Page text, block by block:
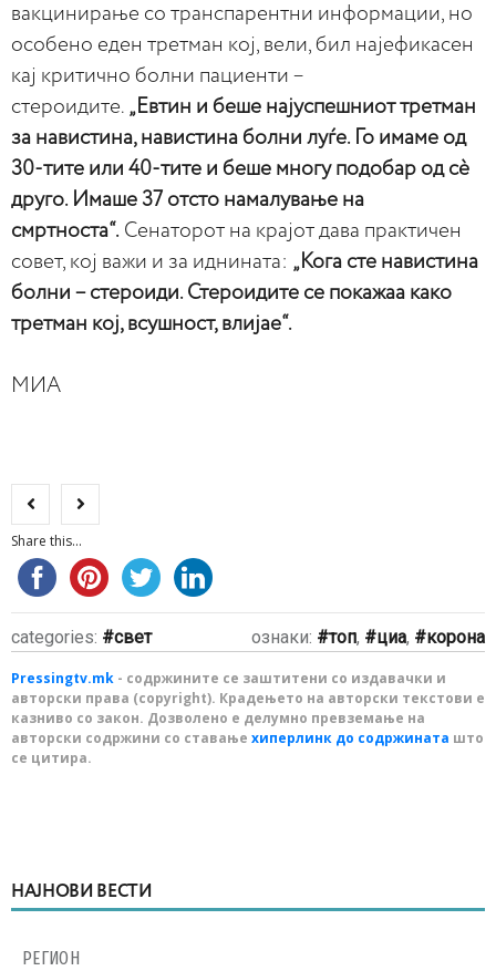
вакцинирање со транспарентни информации, но
особено еден третман кој, вели, бил најефикасен
кај критично болни пациенти –
стероидите. „Евтин и беше најуспешниот третман
за навистина, навистина болни луѓе. Го имаме од
30-тите или 40-тите и беше многу подобар од сè
друго. Имаше 37 отсто намалување на
смртноста“. Сенаторот на крајот дава практичен
совет, кој важи и за иднината: „Кога сте навистина
болни – стероиди. Стероидите се покажаа како
третман кој, всушност, влијае“.
МИА
Share this...
categories: свет ознаки: топ, циа, корона
Pressingtv.mk - содржините се заштитени со издавачки и
авторски права (copyright). Крадењето на авторски текстови е
казниво со закон. Дозволено е делумно превземање на
авторски содржини со ставање хиперлинк до содржината што
се цитира.
НАЈНОВИ ВЕСТИ
РЕГИОН